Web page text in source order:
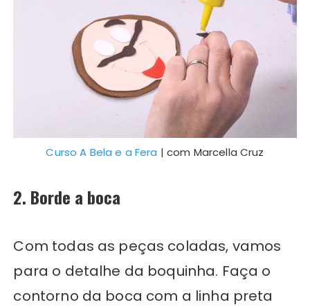
Curso A Bela e a Fera | com Marcella Cruz
2. Borde a boca
Com todas as peças coladas, vamos
para o detalhe da boquinha. Faça o
contorno da boca com a linha preta